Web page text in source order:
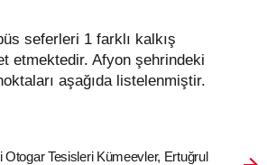
etmektedir. Afyon şehrindeki
aşağıda listelenmiştir.
Otogar Tesisleri Kümeevler, Ertuğrul